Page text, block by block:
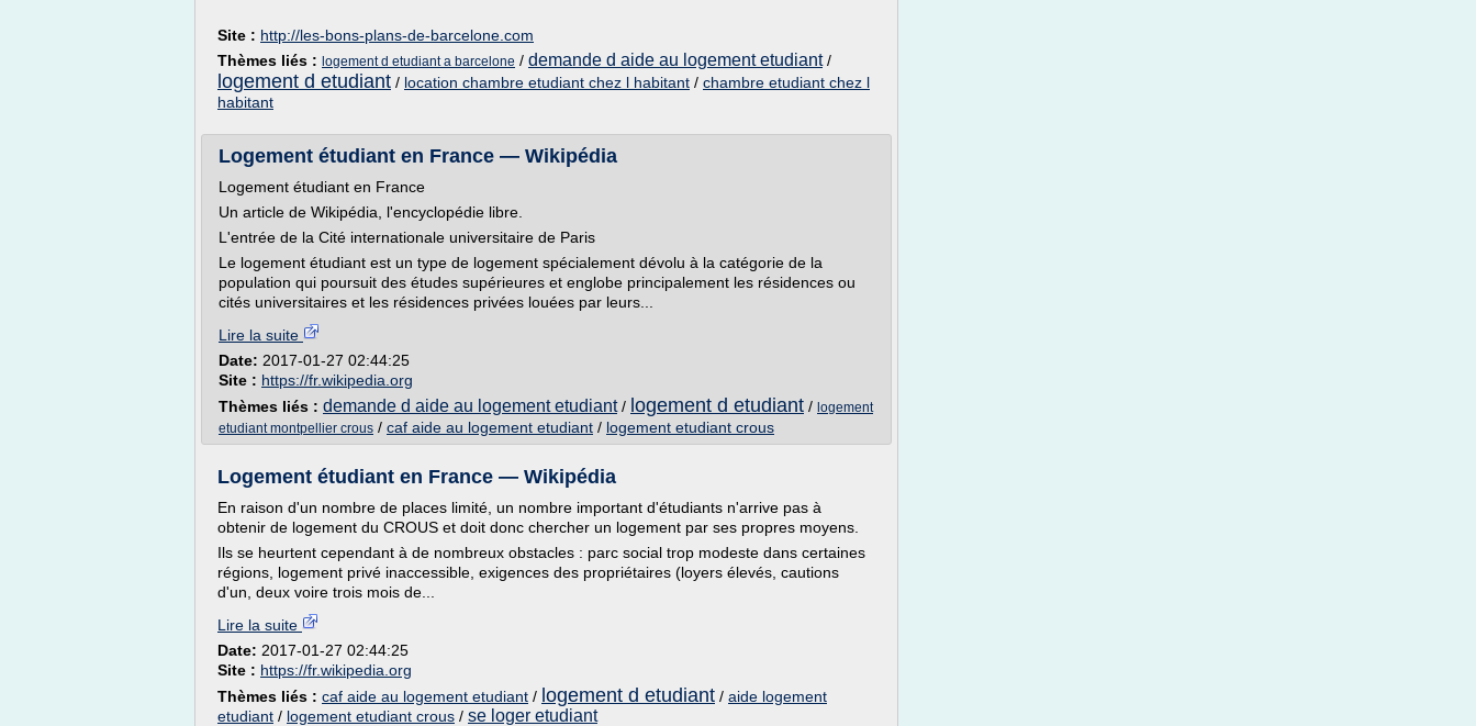
Site : http://les-bons-plans-de-barcelone.com
Thèmes liés : logement d etudiant a barcelone / demande d aide au logement etudiant/
logement d etudiant / location chambre etudiant chez l habitant / chambre etudiant chez l
habitant
Logement étudiant en France — Wikipédia
Logement étudiant en France
Un article de Wikipédia, l'encyclopédie libre.
L'entrée de la Cité internationale universitaire de Paris
Le logement étudiant est un type de logement spécialement dévolu à la catégorie de la
population qui poursuit des études supérieures et englobe principalement les résidences ou
cités universitaires et les résidences privées louées par leurs...
Lire la suite
Date: 2017-01-27 02:44:25
Site : https://fr.wikipedia.org
Thèmes liés : demande d aide au logement etudiant/ logement d etudiant / logement
etudiant montpellier crous / caf aide au logement etudiant / logement etudiant crous
Logement étudiant en France — Wikipédia
En raison d'un nombre de places limité, un nombre important d'étudiants n'arrive pas à
obtenir de logement du CROUS et doit donc chercher un logement par ses propres moyens.
Ils se heurtent cependant à de nombreux obstacles : parc social trop modeste dans certaines
régions, logement privé inaccessible, exigences des propriétaires (loyers élevés, cautions
d'un, deux voire trois mois de...
Lire la suite
Date: 2017-01-27 02:44:25
Site : https://fr.wikipedia.org
Thèmes liés : caf aide au logement etudiant / logement d etudiant / aide logement
etudiant / logement etudiant crous / se loger etudiant